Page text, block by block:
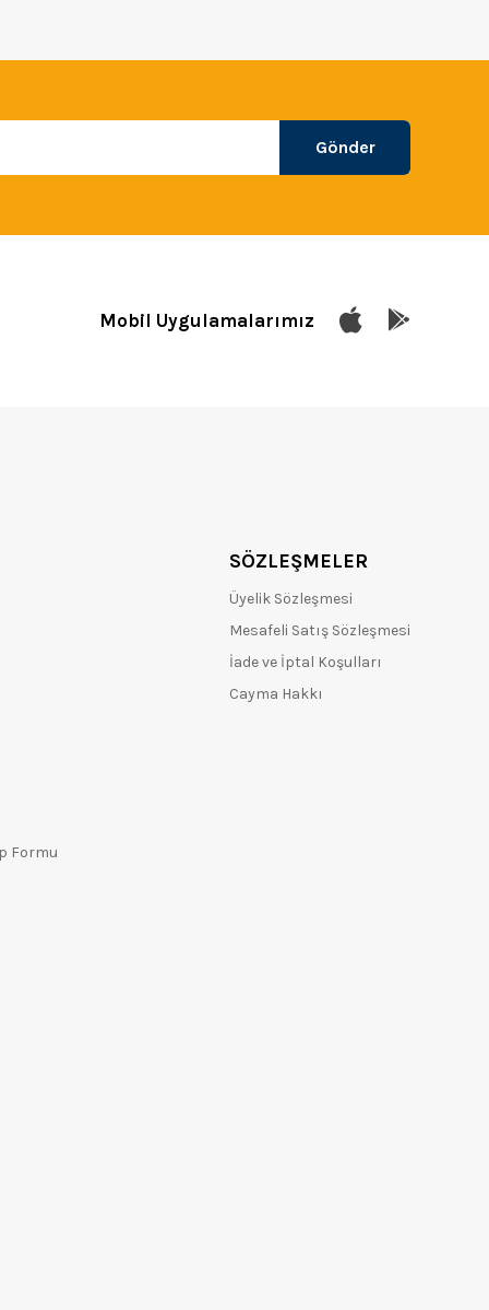
Gönder
Mobil Uygulamalarımız
Formu
SÖZLEŞMELER
Üyelik Sözleşmesi
Mesafeli Satış Sözleşmesi
İade ve İptal Koşulları
Cayma Hakkı